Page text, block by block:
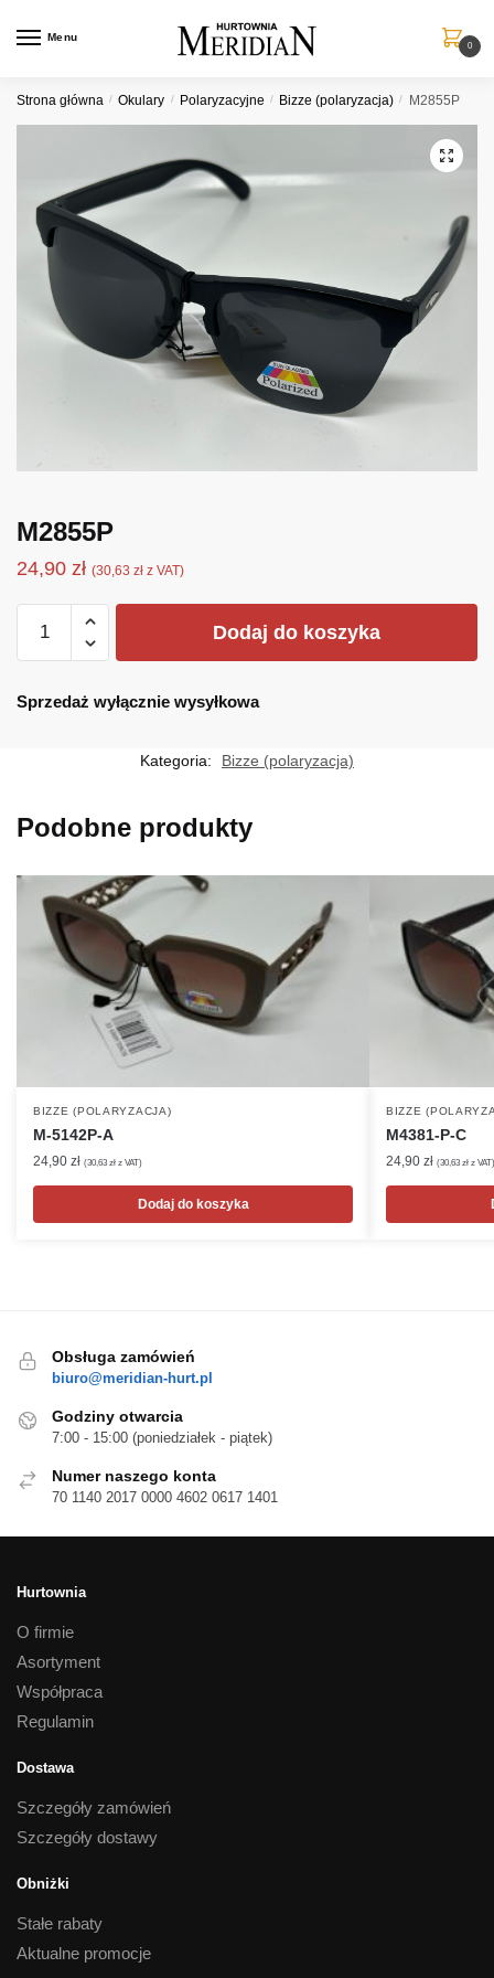
Menu
0
Strona główna / Okulary / Polaryzacyjne / Bizze (polaryzacja) / M2855P
M2855P
24,90 zł (30,63 zł z VAT)
M2855P
Dodaj do koszyka
Sprzedaż wyłącznie wysyłkowa
Kategoria: Bizze (polaryzacja)
Podobne produkty
BIZZE (POLARYZACJA)
M-5142P-A
24,90 zł (30,63 zł z VAT)
Dodaj do koszyka
BIZZE
M4381-P-C
24,90 zł (30,63 zł z VAT)
Obsługa zamówień
biuro@meridian-hurt.pl
Godziny otwarcia
7:00 - 15:00 (poniedziałek - piątek)
Numer naszego konta
70 1140 2017 0000 4602 0617 1401
Hurtownia
O firmie
Asortyment
Współpraca
Regulamin
Dostawa
Szczegóły zamówień
Szczegóły dostawy
Obniżki
Stałe rabaty
Aktualne promocje